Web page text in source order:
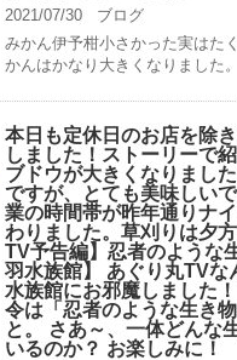
2021/07/30
ブログ
みかん伊予柑小さかった実はた
かんはかなり大きくなりました。
本日も定休日のお店を除
しました！ストーリーで
ブドウが大きくなりまし
ですが、とても美味しい
業の時間帯が昨年通りナ
わりました。草刈りは夕
TV予告編】忍者のような
羽水族館】 あぐり丸TVな
水族館にお邪魔しました
令は「忍者のような生き
と。 さあ～、一体どんな
いるのか？ お楽しみに！